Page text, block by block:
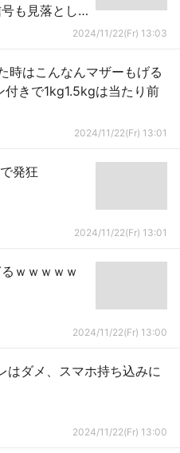
も見落とし
た」意識不2024/11/22(Fr) 13:03
時はこんなんマザーもげる
きで1kg1.5kgは当たり前
2024/11/22(Fr) 13:01
発狂
2024/11/22(Fr) 13:01
ｗｗｗｗｗ
2024/11/22(Fr) 13:00
はダメ、スマホ持ち込みに
2024/11/22(Fr) 13:00